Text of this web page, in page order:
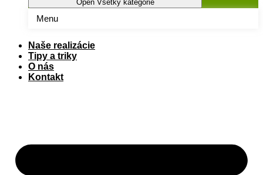
Open Všetky kategórie
Menu
Naše realizácie
Tipy a triky
O nás
Kontakt